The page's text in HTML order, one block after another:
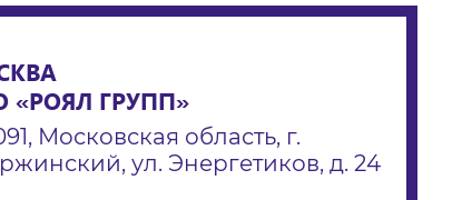
«РОЯЛ ГРУПП»
Московская область, г.
ул. Энергетиков, д. 24